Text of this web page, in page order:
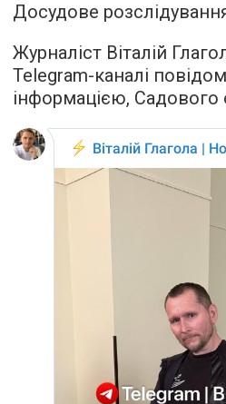
Досудове
Журналіст Віталій
Telegram-каналі
інформацією,